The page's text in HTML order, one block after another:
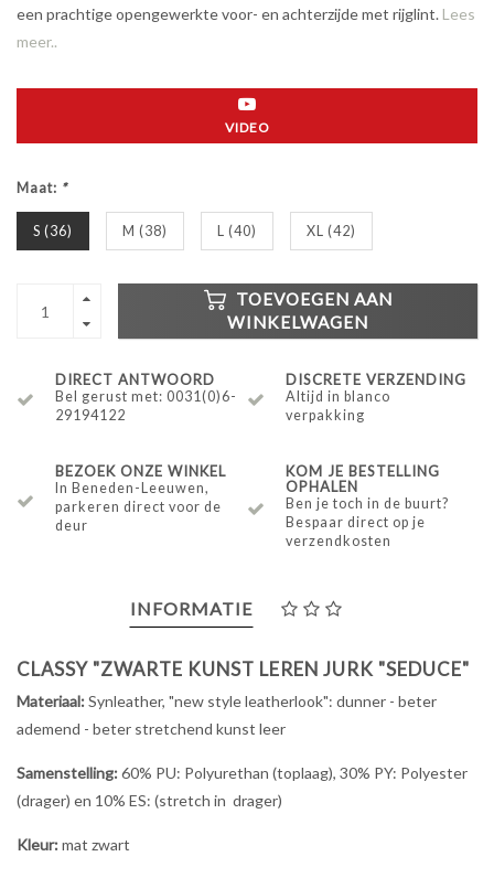
een prachtige opengewerkte voor- en achterzijde met rijglint. Lees
meer..
VIDEO
Maat: *
S (36) M (38) L (40) XL (42)
TOEVOEGEN AAN
WINKELWAGEN
DIRECT ANTWOORD
Bel gerust met: 0031(0)6-
29194122
DISCRETE VERZENDING
Altijd in blanco
verpakking
BEZOEK ONZE WINKEL
In Beneden-Leeuwen,
parkeren direct voor de
deur
KOM JE BESTELLING
OPHALEN
Ben je toch in de buurt?
Bespaar direct op je
verzendkosten
INFORMATIE
CLASSY "ZWARTE KUNST LEREN JURK "SEDUCE"
Materiaal:Synleather, "new style leatherlook": dunner - beter
ademend - beter stretchend kunst leer
Samenstelling:60% PU: Polyurethan (toplaag), 30% PY: Polyester
(drager) en 10% ES: (stretch in drager)
Kleur:mat zwart